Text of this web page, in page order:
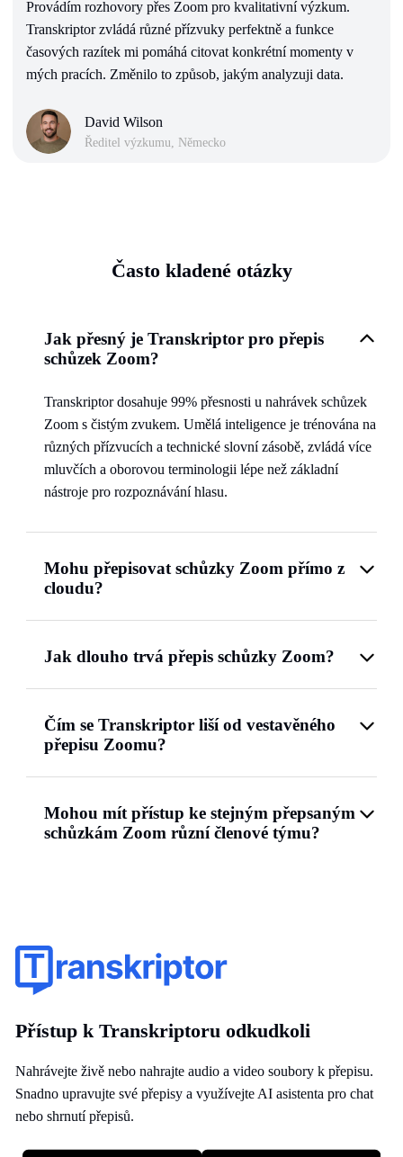
Provádím rozhovory přes Zoom pro kvalitativní výzkum.
Transkriptor zvládá různé přízvuky perfektně a funkce
časových razítek mi pomáhá citovat konkrétní momenty v
mých pracích. Změnilo to způsob, jakým analyzuji data.
David Wilson
Ředitel výzkumu, Německo
Často kladené otázky
Jak přesný je Transkriptor pro přepis
schůzek Zoom?
Transkriptor dosahuje 99% přesnosti u nahrávek schůzek
Zoom s čistým zvukem. Umělá inteligence je trénována na
různých přízvucích a technické slovní zásobě, zvládá více
mluvčích a oborovou terminologii lépe než základní
nástroje pro rozpoznávání hlasu.
Mohu přepisovat schůzky Zoom přímo z
cloudu?
Jak dlouho trvá přepis schůzky Zoom?
Čím se Transkriptor liší od vestavěného
přepisu Zoomu?
Mohou mít přístup ke stejným přepsaným
schůzkám Zoom různí členové týmu?
Přístup k Transkriptoru odkudkoli
Nahrávejte živě nebo nahrajte audio a video soubory k přepisu.
Snadno upravujte své přepisy a využívejte AI asistenta pro chat
nebo shrnutí přepisů.